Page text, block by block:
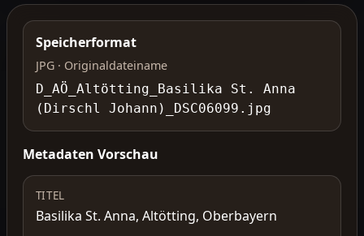
Speicherformat
JPG · Originaldateiname
D_AÖ_Altötting_Basilika St. Anna
(Dirschl Johann)_DSC06099.jpg
Metadaten Vorschau
TITEL
Basilika St. Anna, Altötting, Oberbayern